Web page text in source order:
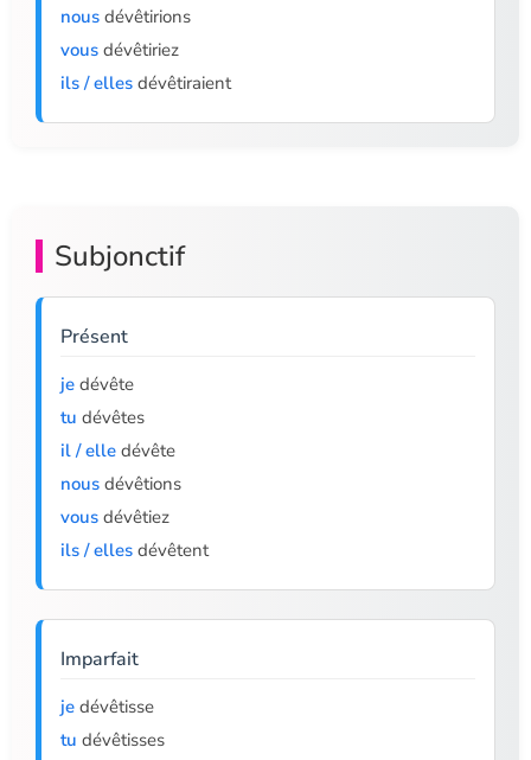
nous dévêtirions
vous dévêtiriez
ils / elles dévêtiraient
Subjonctif
Présent
je dévête
tu dévêtes
il / elle dévête
nous dévêtions
vous dévêtiez
ils / elles dévêtent
Imparfait
je dévêtisse
tu dévêtisses